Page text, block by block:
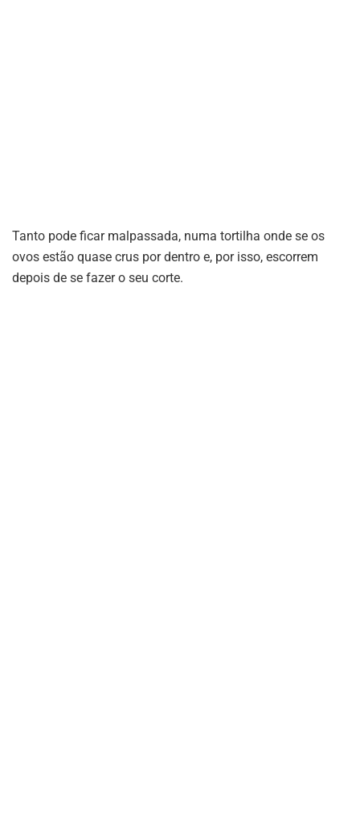
Tanto pode ficar malpassada, numa tortilha onde se os
ovos estão quase crus por dentro e, por isso, escorrem
depois de se fazer o seu corte.